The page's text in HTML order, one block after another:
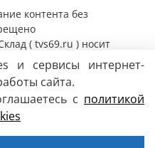
контента без
( tvs69.ru ) носит
характер и ни при каких
материалы
публичной офертой,
437 Гражданского
и сервисы интернет-
сайта.
с политикой